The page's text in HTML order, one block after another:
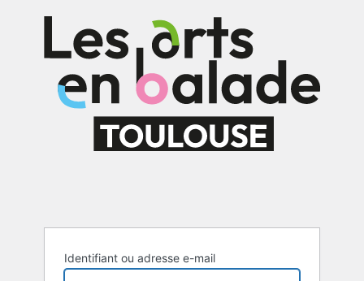
connecter
Identifiant ou adresse e-mail